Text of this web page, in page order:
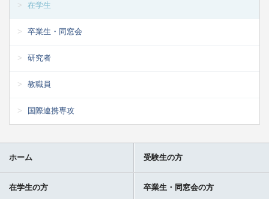
在学生
卒業生・同窓会
研究者
教職員
国際連携専攻
ホーム 受験生の方
在学生の方 卒業生・同窓会の方